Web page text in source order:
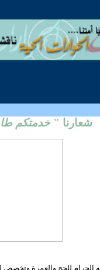
شعارنا "خدمتكم
للحج والعمرة وتخصص